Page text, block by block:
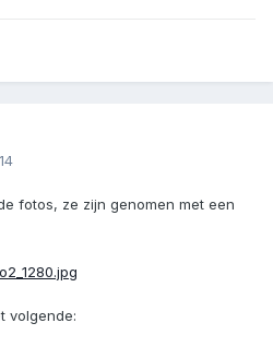
fotos, ze zijn genomen met een
volgende: